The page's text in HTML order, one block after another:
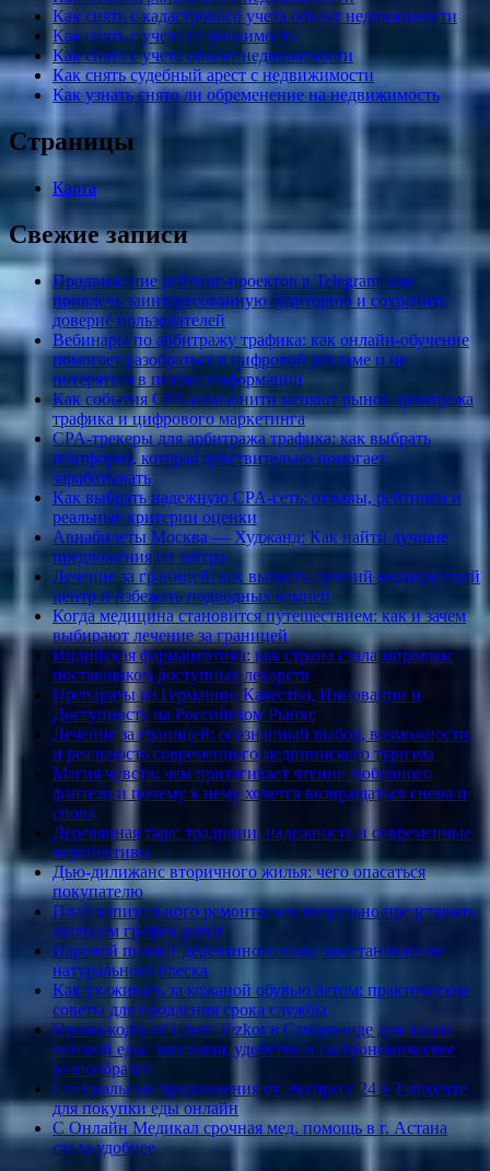
Как снять с кадастрового учета объект недвижимости
Как снять с учета недвижимость
Как снять с учета объект недвижимости
Как снять судебный арест с недвижимости
Как узнать снято ли обременение на недвижимость
Страницы
Карта
Свежие записи
Продвижение дейтинг-проектов в Telegram: как
привлечь заинтересованную аудиторию и сохранить
доверие пользователей
Вебинары по арбитражу трафика: как онлайн-обучение
помогает разобраться в цифровой рекламе и не
потеряться в потоке информации
Как события CPA-комьюнити меняют рынок арбитража
трафика и цифрового маркетинга
CPA-трекеры для арбитража трафика: как выбрать
платформу, которая действительно помогает
зарабатывать
Как выбрать надежную CPA-сеть: отзывы, рейтинги и
реальные критерии оценки
Авиабилеты Москва — Худжанд: Как найти лучшие
предложения на завтра
Лечение за границей: как выбрать лучший медицинский
центр и избежать подводных камней
Когда медицина становится путешествием: как и зачем
выбирают лечение за границей
Индийская фармацевтика: как страна стала мировым
поставщиком доступных лекарств
Препараты из Германии: Качество, Инновации и
Доступность на Российском Рынке
Лечение за границей: осознанный выбор, возможности
и реальность современного медицинского туризма
Магия чувств: чем притягивает чтение любовного
фэнтези и почему к нему хочется возвращаться снова и
снова
Деревянная тара: традиции, надежность и современные
перспективы
Дью-дилижанс вторичного жилья: чего опасаться
покупателю
План капитального ремонта: как визуально представить
жильцам график работ
Паровой пилинг деревянного пола: восстановление
натурального блеска
Как ухаживать за кожаной обувью летом: практические
советы для продления срока службы
Промо-коды от Uzum Tezkor в Самарканде для заказа
готовой еды: экономия, удобство и гастрономическое
разнообразие
Специальные предложения от Экспресс 24 в Ташкенте
для покупки еды онлайн
С Онлайн Медикал срочная мед. помощь в г. Астана
стала удобнее